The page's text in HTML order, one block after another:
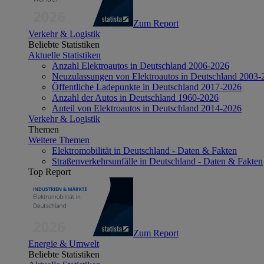
Zum Report
Verkehr & Logistik
Beliebte Statistiken
Aktuelle Statistiken
Anzahl Elektroautos in Deutschland 2006-2026
Neuzulassungen von Elektroautos in Deutschland 2003-
Öffentliche Ladepunkte in Deutschland 2017-2026
Anzahl der Autos in Deutschland 1960-2026
Anteil von Elektroautos in Deutschland 2014-2026
Verkehr & Logistik
Themen
Weitere Themen
Elektromobilität in Deutschland - Daten & Fakten
Straßenverkehrsunfälle in Deutschland - Daten & Fakten
Top Report
Zum Report
Energie & Umwelt
Beliebte Statistiken